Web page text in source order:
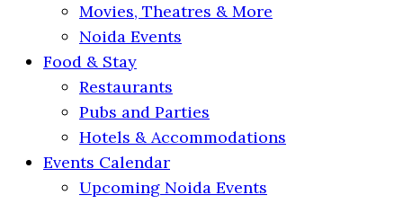
Movies, Theatres & More
Noida Events
Food & Stay
Restaurants
Pubs and Parties
Hotels & Accommodations
Events Calendar
Upcoming Noida Events